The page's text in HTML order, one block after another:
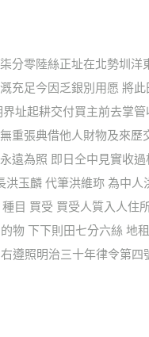
分零陸絲正址在北勢圳
充足今因乏銀別用愿 將
址起耕交付買主前去掌
重張典借他人財物及來
遠為照 即日仝中見實收
玉麟 代筆洪維珎 為中
目 買受 買受人質入人
物 下下則田七分六絲 地
遵照明治三十年律令第四